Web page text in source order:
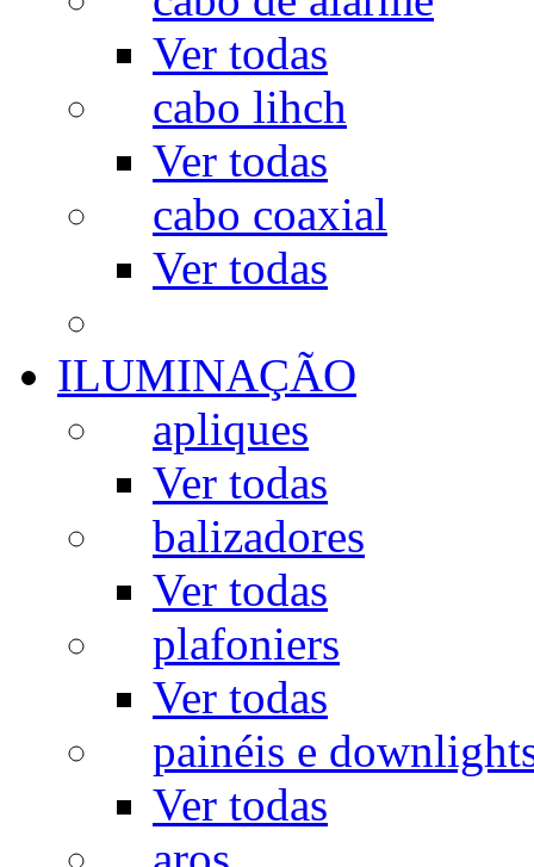
Ver todas
cabo lihch
Ver todas
cabo coaxial
Ver todas
ILUMINAÇÃO
apliques
Ver todas
balizadores
Ver todas
plafoniers
Ver todas
painéis e
Ver todas